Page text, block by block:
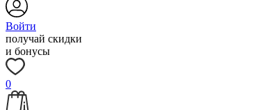
Войти
получай скидки
и бонусы
0